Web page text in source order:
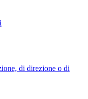
di direzione o di